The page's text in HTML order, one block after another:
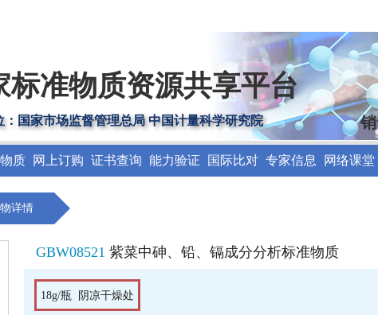
标准物质资源共享平台
：国家市场监督管理总局 中国计量科学研究院
质 网上订购 证书查询 能力验证 国际比对 专家信息 网络课堂
详情
GBW08521 紫菜中砷、铅、镉成分分析标准物质
18g/瓶 阴凉干燥处